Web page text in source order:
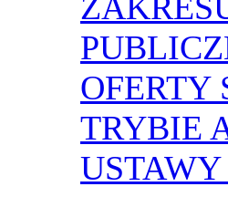
OFERTY
TRYBIE
USTAWY